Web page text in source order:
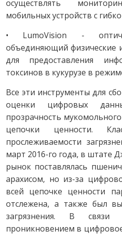
осуществлять
мобильных устройств с
• LumoVision -
объединяющий физические
для предоставления
токсинов в кукурузе в
Все эти инструменты для
оценки цифровых
прозрачность
цепочки ценности.
прослеживаемости
март 2016-го года, в штате
рынок поставлялась
арахисом, но из-за
всей цепочке ценности
отслежена, а также был
загрязнения. В
проникновением в